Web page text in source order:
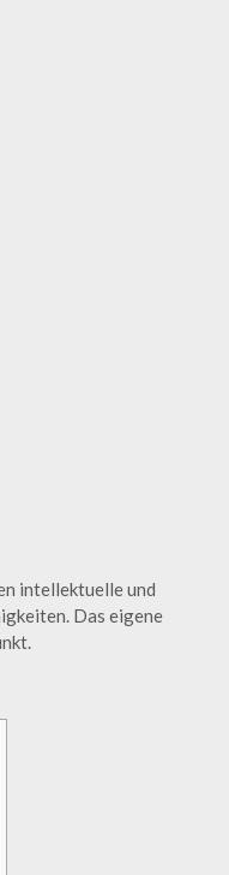
intellektuelle und
Das eigene